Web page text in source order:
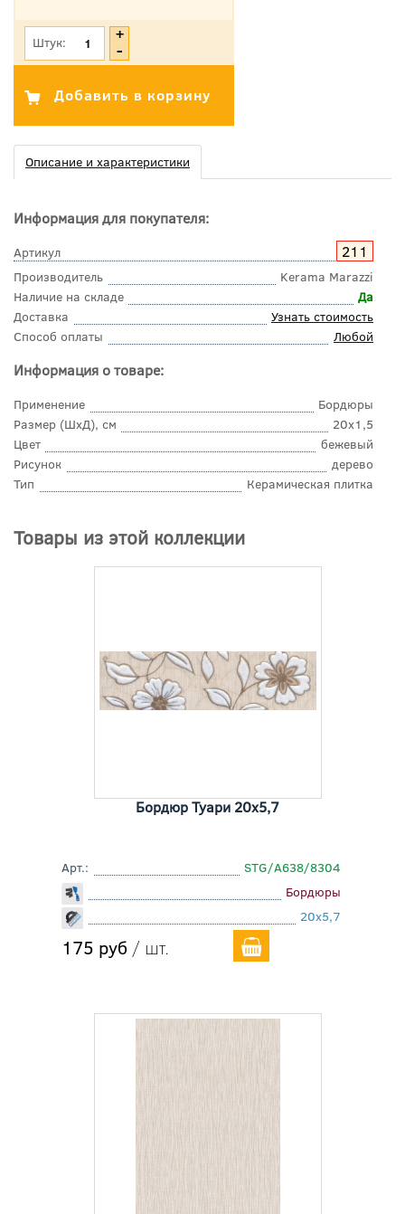
Штук:
Описание и характеристики
Информация для покупателя:
Артикул 211
Производитель
Kerama Marazzi
Наличие на складе
Да
Доставка
Узнать стоимость
Способ оплаты
Любой
Информация о товаре:
Применение
Бордюры
Размер (ШхД), см
20x1,5
Цвет
бежевый
Рисунок
дерево
Тип
Керамическая плитка
Товары из этой коллекции
Бордюр Туари 20x5,7
Арт.:
STG/A638/8304
Бордюры
20x5,7
175 руб / шт.